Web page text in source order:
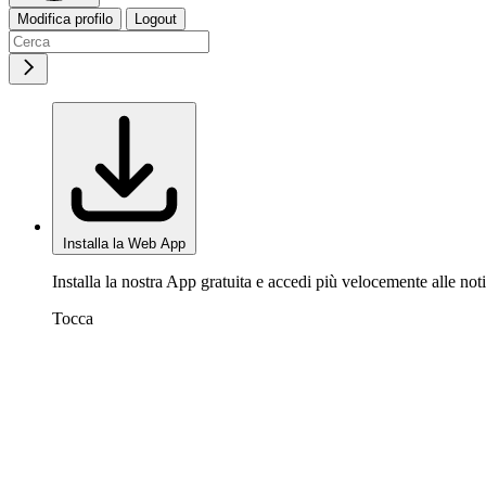
Modifica profilo Logout
Installa la Web App
Installa la nostra App gratuita e accedi più velocemente alle
Tocca